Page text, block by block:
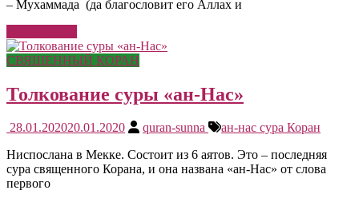
– Мухаммада (да благословит его Аллах и
СВЯЩЕННЫЙ КОРАН
Толкование суры «ан-Нас»
28.01.202020.01.2020 quran-sunna
ан-нас сура Коран
Ниспослана в Мекке. Состоит из 6 аятов. Это – последняя
сура священного Корана, и она названа «ан-Нас» от слова
первого